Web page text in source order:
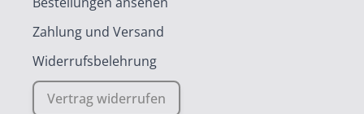
Zahlung und Versand
Widerrufsbelehrung
Vertrag widerrufen